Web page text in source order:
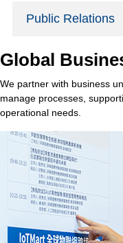
Public Relations
Global
We partner with business
manage processes,
operational needs.